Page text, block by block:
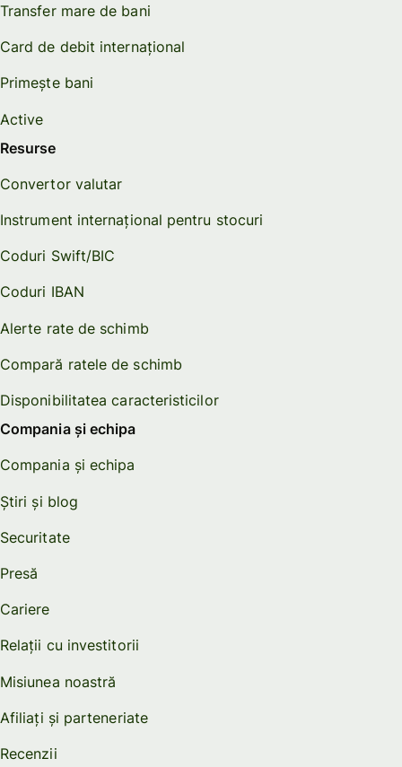
Transfer mare de bani
Card de debit internațional
Primește bani
Active
Resurse
Convertor valutar
Instrument internațional pentru stocuri
Coduri Swift/BIC
Coduri IBAN
Alerte rate de schimb
Compară ratele de schimb
Disponibilitatea caracteristicilor
Compania și echipa
Compania și echipa
Știri și blog
Securitate
Presă
Cariere
Relații cu investitorii
Misiunea noastră
Afiliați și parteneriate
Recenzii